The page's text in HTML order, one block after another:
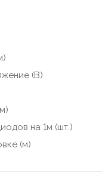
(В)
на 1м (шт.)
(м)